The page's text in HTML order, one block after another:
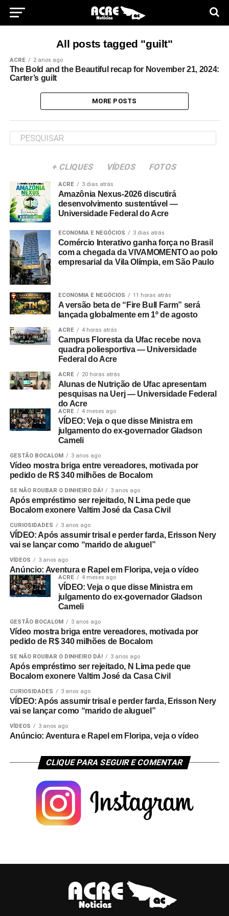
All posts tagged "guilt"
ACRE 2 anos ago
The Bold and the Beautiful recap for November 21, 2024:
Carter’s guilt
MORE POSTS
+ CLIQUES VÍDEOS FOTOS
ACRE 3 dias atrás
Amazônia Nexus-2026 discutirá
desenvolvimento sustentável —
Universidade Federal do Acre
ECONOMIA E NEGÓCIOS 3 dias atrás
Comércio Interativo ganha força no Brasil
com a chegada da VIVAMOMENTO ao polo
empresarial da Vila Olímpia, em São Paulo
ECONOMIA E NEGÓCIOS 11 horas atrás
A versão beta de “Fire Bull Farm” será
lançada globalmente em 1º de agosto
ACRE 4 horas atrás
Campus Floresta da Ufac recebe nova
quadra poliesportiva — Universidade
Federal do Acre
ACRE 20 horas atrás
Alunas de Nutrição de Ufac apresentam
pesquisas na Uerj — Universidade Federal
do Acre
ACRE 4 meses ago
VÍDEO: Veja o que disse Ministra em
julgamento do ex-governador Gladson
Cameli
GESTÃO BOCALOM 3 anos ago
Vídeo mostra briga entre vereadores, motivada por
pedido de R$ 340 milhões de Bocalom
SE NÃO ROUBAR O DINHEIRO DÁ! 3 anos ago
Após empréstimo ser rejeitado, N Lima pede que
Bocalom exonere Valtim José da Casa Civil
CURIOSIDADES 3 anos ago
VÍDEO: Após assumir trisal e perder farda, Erisson Nery
vai se lançar como “marido de aluguel”
VÍDEOS 3 anos ago
Anúncio: Aventura e Rapel em Floripa, veja o vídeo
ACRE 4 meses ago
VÍDEO: Veja o que disse Ministra em
julgamento do ex-governador Gladson
Cameli
GESTÃO BOCALOM 3 anos ago
Vídeo mostra briga entre vereadores, motivada por
pedido de R$ 340 milhões de Bocalom
SE NÃO ROUBAR O DINHEIRO DÁ! 3 anos ago
Após empréstimo ser rejeitado, N Lima pede que
Bocalom exonere Valtim José da Casa Civil
CURIOSIDADES 3 anos ago
VÍDEO: Após assumir trisal e perder farda, Erisson Nery
vai se lançar como “marido de aluguel”
VÍDEOS 3 anos ago
Anúncio: Aventura e Rapel em Floripa, veja o vídeo
CLIQUE PARA SEGUIR E COMENTAR